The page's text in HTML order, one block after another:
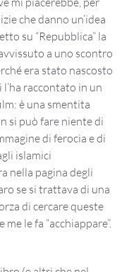
che danno un’idea
su “Repubblica” la
a uno scontro
era stato nascosto
raccontato in un
è una smentita
si può fare niente di
di ferocia e di
islamici
nella pagina degli
se si trattava di una
di cercare queste
le fa “acchiappare”.